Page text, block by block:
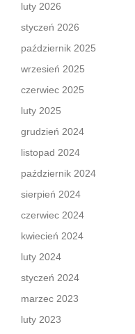
luty 2026
styczeń 2026
październik 2025
wrzesień 2025
czerwiec 2025
luty 2025
grudzień 2024
listopad 2024
październik 2024
sierpień 2024
czerwiec 2024
kwiecień 2024
luty 2024
styczeń 2024
marzec 2023
luty 2023